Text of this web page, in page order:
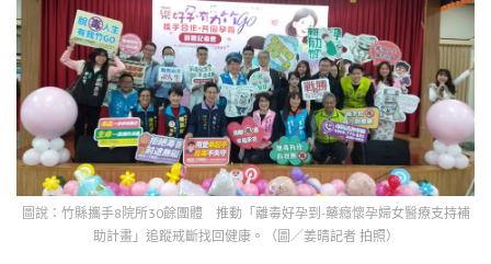
圖說：竹縣攜手8院所30餘團體 推動「離毒好孕到-藥癮懷孕婦女醫療支持補
助計畫」追蹤戒斷找回健康。（圖／姜晴記者 拍照）